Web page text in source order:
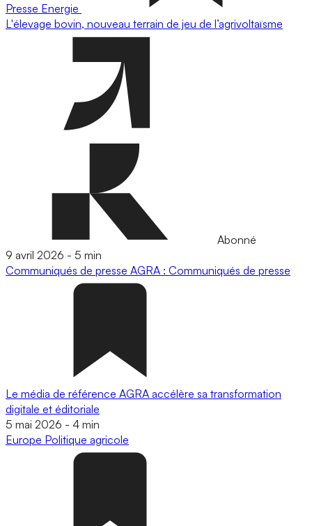
Presse Energie
L'élevage bovin, nouveau terrain de jeu de l’agrivoltaïsme
Abonné
9 avril 2026 - 5 min
Communiqués de presse AGRA : Communiqués de presse
Le média de référence AGRA accélère sa transformation
digitale et éditoriale
5 mai 2026 - 4 min
Europe Politique agricole